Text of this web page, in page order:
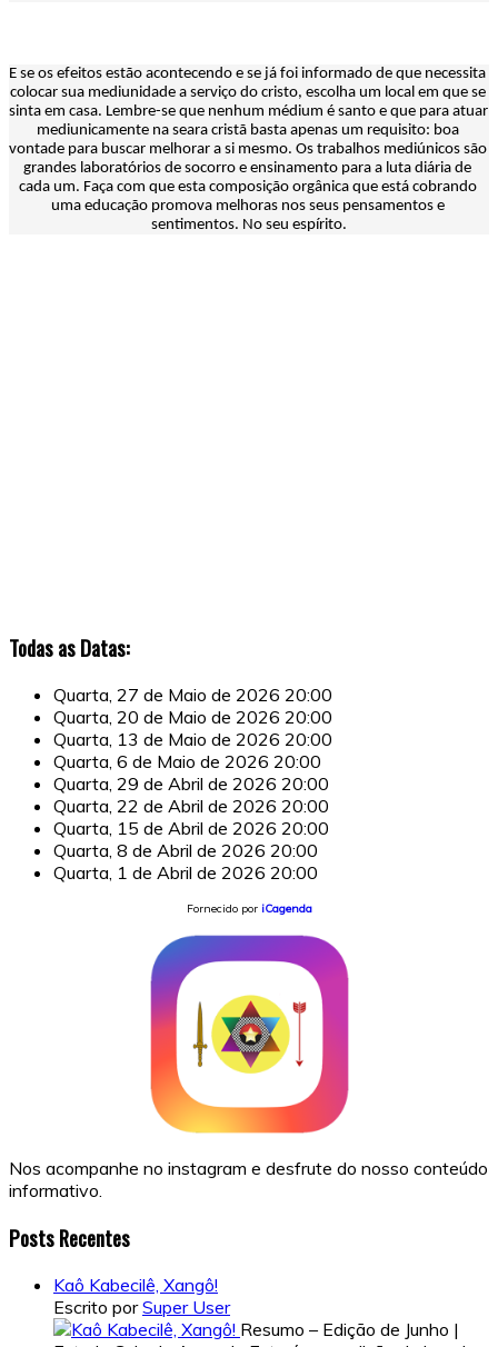
E se os efeitos estão acontecendo e se já foi informado de que necessita
colocar sua mediunidade a serviço do cristo, escolha um local em que se
sinta em casa. Lembre-se que nenhum médium é santo e que para atuar
mediunicamente na seara cristã basta apenas um requisito: boa
vontade para buscar melhorar a si mesmo. Os trabalhos mediúnicos são
grandes laboratórios de socorro e ensinamento para a luta diária de
cada um. Faça com que esta composição orgânica que está cobrando
uma educação promova melhoras nos seus pensamentos e
sentimentos. No seu espírito.
Todas as Datas:
Quarta, 27 de Maio de 2026 20:00
Quarta, 20 de Maio de 2026 20:00
Quarta, 13 de Maio de 2026 20:00
Quarta, 6 de Maio de 2026 20:00
Quarta, 29 de Abril de 2026 20:00
Quarta, 22 de Abril de 2026 20:00
Quarta, 15 de Abril de 2026 20:00
Quarta, 8 de Abril de 2026 20:00
Quarta, 1 de Abril de 2026 20:00
Fornecido por iCagenda
Nos acompanhe no instagram e desfrute do nosso conteúdo
informativo.
Posts Recentes
Kaô Kabecilê, Xangô!
Escrito porSuper User
Resumo – Edição de Junho |